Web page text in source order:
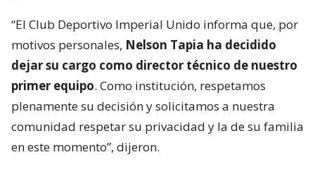
“El Club Deportivo Imperial Unido informa que, por
motivos personales, Nelson Tapia ha decidido
dejar su cargo como director técnico de nuestro
primer equipo. Como institución, respetamos
plenamente su decisión y solicitamos a nuestra
comunidad respetar su privacidad y la de su familia
en este momento”, dijeron.